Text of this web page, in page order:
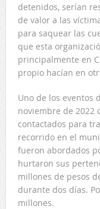
detenidos, serían
de valor a las
para saquear las
que esta
principalmente en
propio hacían en
Uno de los eventos
noviembre de 2022
contactados para
recorrido en el
fueron abordados
hurtaron sus
millones de pesos
durante dos días.
millones.